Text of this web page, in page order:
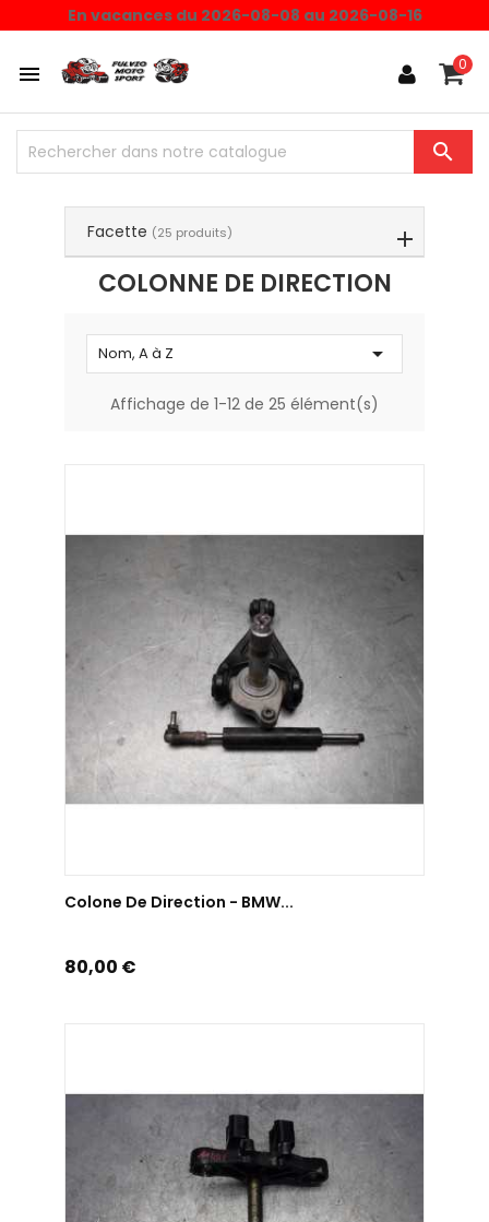
En vacances du 2026-08-08 au 2026-08-16
 0

Facette (25 produits)
COLONNE DE DIRECTION
Nom, A à Z 
Affichage de 1-12 de 25 élément(s)
Colone De Direction - BMW...
Prix
80,00 €
Choisissez une valeur...